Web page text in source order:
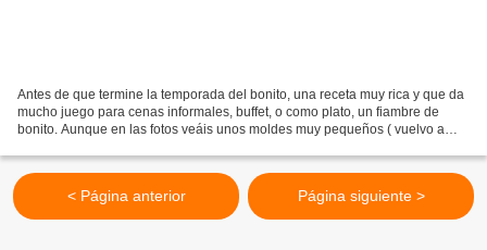
Antes de que termine la temporada del bonito, una receta muy rica y que da
mucho juego para cenas informales, buffet, o como plato, un fiambre de
bonito. Aunque en las fotos veáis unos moldes muy pequeños ( vuelvo a
< Página anterior Página siguiente >